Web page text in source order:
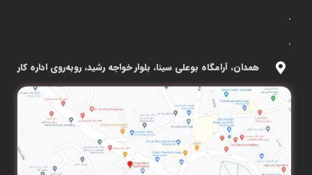
.
.
همدان، آرامگاه بوعلی سینا، بلوار خواجه رشید، روبه‌روی اداره کار